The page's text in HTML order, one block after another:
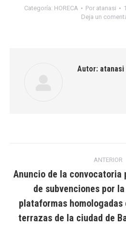
Categoría: HORECA Por atanasi
Deja un
Autor: atanasi
entre
publicaciones
ANTERIOR
Anuncio de la
de subvenciones por
plataformas
terrazas de la ciudad de